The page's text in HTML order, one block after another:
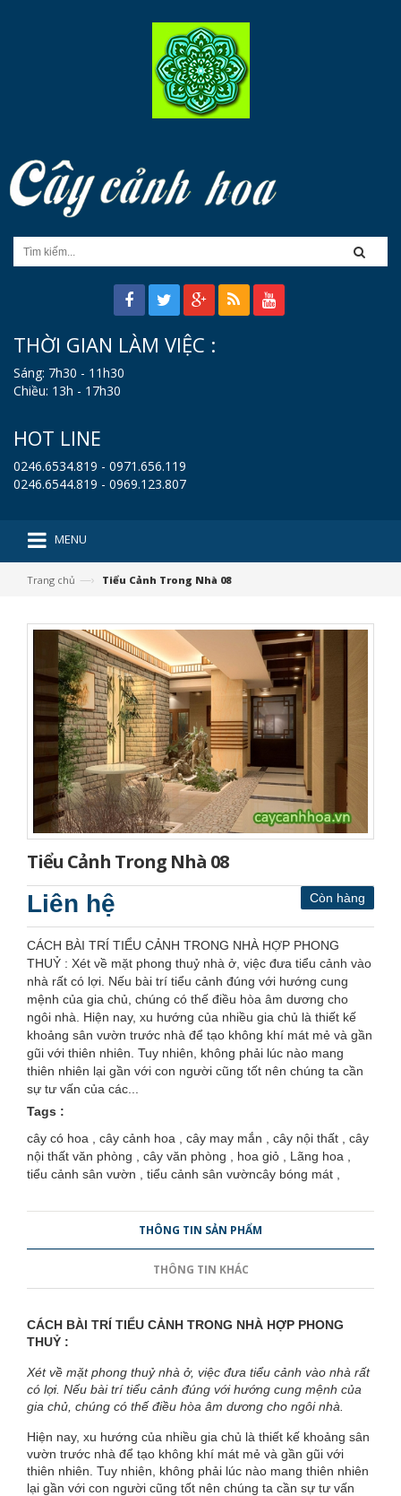
THỜI GIAN LÀM VIỆC :
Sáng: 7h30 - 11h30
Chiều: 13h - 17h30
HOT LINE
0246.6534.819 - 0971.656.119
0246.6544.819 - 0969.123.807
MENU
Trang chủ —› Tiểu Cảnh Trong Nhà 08
Tiểu Cảnh Trong Nhà 08
Còn hàng
Liên hệ
CÁCH BÀI TRÍ TIỂU CẢNH TRONG NHÀ HỢP PHONG
THUỶ : Xét về mặt phong thuỷ nhà ở, việc đưa tiểu cảnh vào
nhà rất có lợi. Nếu bài trí tiểu cảnh đúng với hướng cung
mệnh của gia chủ, chúng có thế điều hòa âm dương cho
ngôi nhà. Hiện nay, xu hướng của nhiều gia chủ là thiết kế
khoảng sân vườn trước nhà để tạo không khí mát mẻ và gần
gũi với thiên nhiên. Tuy nhiên, không phải lúc nào mang
thiên nhiên lại gần với con người cũng tốt nên chúng ta cần
sự tư vấn của các...
Tags :
cây có hoa , cây cảnh hoa , cây may mắn , cây nội thất , cây
nội thất văn phòng , cây văn phòng , hoa giỏ , Lãng hoa ,
tiểu cảnh sân vườn , tiểu cảnh sân vườncây bóng mát ,
THÔNG TIN SẢN PHẨM
THÔNG TIN KHÁC
CÁCH BÀI TRÍ TIỂU CẢNH TRONG NHÀ HỢP PHONG
THUỶ :
Xét về mặtphong thuỷ nhà ở, việc đưa tiểu cảnh vào nhà rất
có lợi. Nếu bài trí tiểu cảnh đúng với hướng cung mệnh của
gia chủ, chúng có thế điều hòa âm dương cho ngôi nhà.
Hiện nay, xu hướng của nhiều gia chủ là thiết kế khoảng sân
vườn trước nhà để tạo không khí mát mẻ và gần gũi với
thiên nhiên. Tuy nhiên, không phải lúc nào mang thiên nhiên
lại gần với con người cũng tốt nên chúng ta cần sự tư vấn